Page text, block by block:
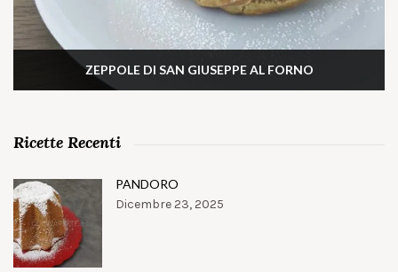
ZEPPOLE DI SAN GIUSEPPE AL FORNO
Ricette Recenti
PANDORO
Dicembre 23, 2025